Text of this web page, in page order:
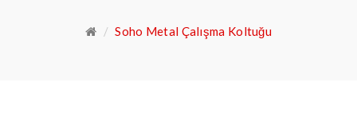
Soho Metal Çalışma Koltuğu